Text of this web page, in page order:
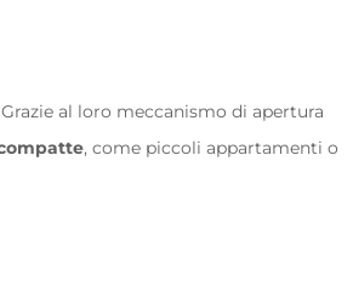
al loro meccanismo di apertura
, come piccoli appartamenti o